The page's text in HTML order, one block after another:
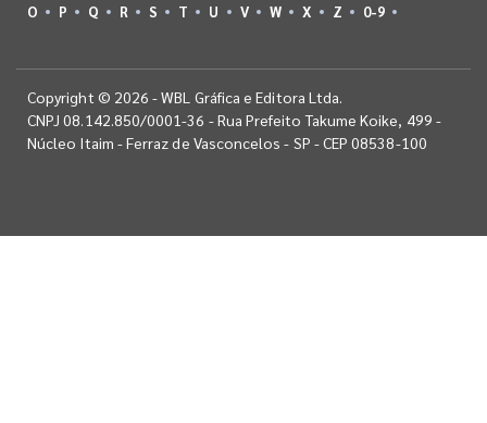
O
P Q R S T U V W X Z 0-9
Copyright © 2026 - WBL Gráfica e Editora Ltda.
CNPJ 08.142.850/0001-36 - Rua Prefeito Takume Koike, 499 -
Núcleo Itaim - Ferraz de Vasconcelos - SP - CEP 08538-100